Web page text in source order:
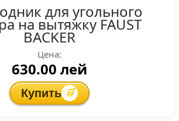
для угольного
на вытяжку FAUST
BACKER
Цена:
630.00 лей
Купить 🛒